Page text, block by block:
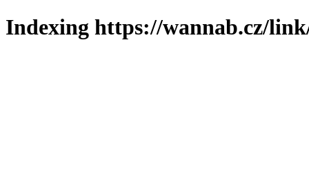
Indexing https://wannab.cz/